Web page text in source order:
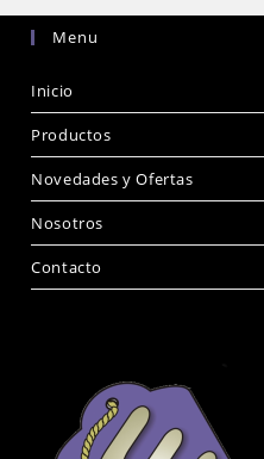
Menu
Inicio
Productos
Novedades y Ofertas
Nosotros
Contacto